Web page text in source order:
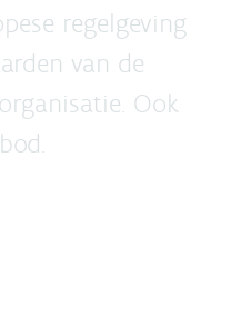
regelgeving
van de
Ook